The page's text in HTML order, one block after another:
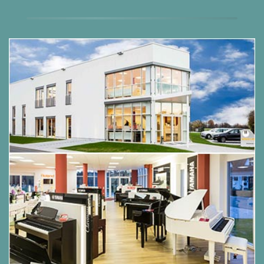
ladbar von USB-Speicher
Wellenspeicher:3,2 GB vollständig änderbar
vom Benutzer mit Dexibell- und Sound Font
SF2-Format
Keyboard-Modus:Layer, Split, 4 Hände, Layer
+ Split, 3 Teile Layer
Anschlagsdynamik:7 Typen + Fest
Hall:24 Typen
Effekte:6 unabhängige DSP-Effekte x 17
Typen (2 x Haupt, 2 x gekoppelt, 2 x Unten)
unter Verwendung der „seamless changes“-
Technologie beim Effektabruf
Mikrofon-Effekte:Hall 14 Typen, 3-Band-EQ,
Kompressor, Tiefpassfilter, Verzögerung 6
Typen
Master-Equalizer:
3-Band Digitaler Equalizer